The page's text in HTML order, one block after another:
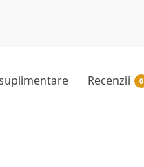
Recenzii 0